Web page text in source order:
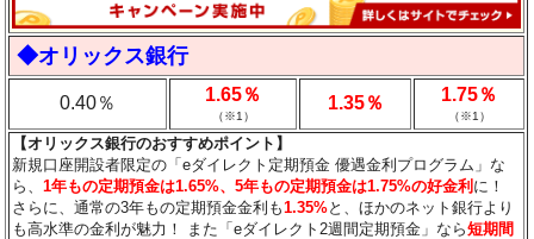
◆オリックス銀行
0.40％ 1.65％
（※1）
1.35％ 1.75％
（※1）
【オリックス銀行のおすすめポイント】
新規口座開設者限定の「eダイレクト定期預金 優遇金利プログラム」な
ら、1年もの定期預金は1.65%、5年もの定期預金は1.75%の好金利に！
さらに、通常の3年もの定期預金金利も1.35%と、ほかのネット銀行より
も高水準の金利が魅力！ また「eダイレクト2週間定期預金」なら短期間